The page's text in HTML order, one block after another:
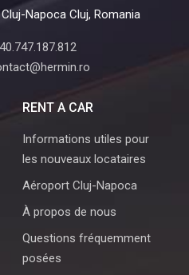
Napoca Cluj, Romania
RENT A CAR
Informations utiles pour
les nouveaux locataires
Aéroport Cluj-Napoca
À propos de nous
Questions fréquemment
posées